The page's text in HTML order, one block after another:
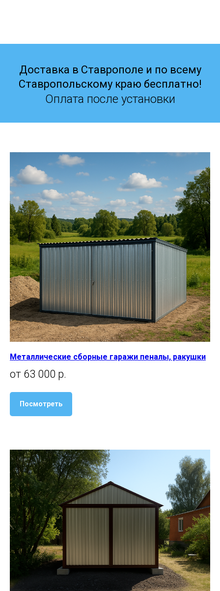
Доставка в Ставрополе и по всему
Ставропольскому краю бесплатно!
Оплата после установки
Металлические сборные гаражи пеналы, ракушки
от 63 000 р.
Посмотреть